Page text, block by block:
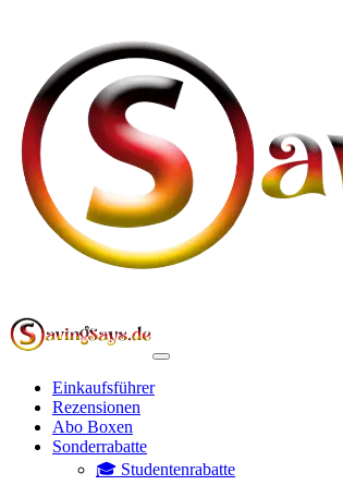
Einkaufsführer
Rezensionen
Abo Boxen
Sonderrabatte
🎓 Studentenrabatte